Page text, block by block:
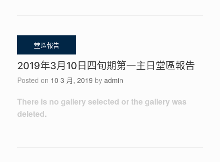
2019年3月10日四旬期第一主日堂區報告
Posted on 10 3 月, 2019 by admin
There is no gallery selected or the gallery was
deleted.